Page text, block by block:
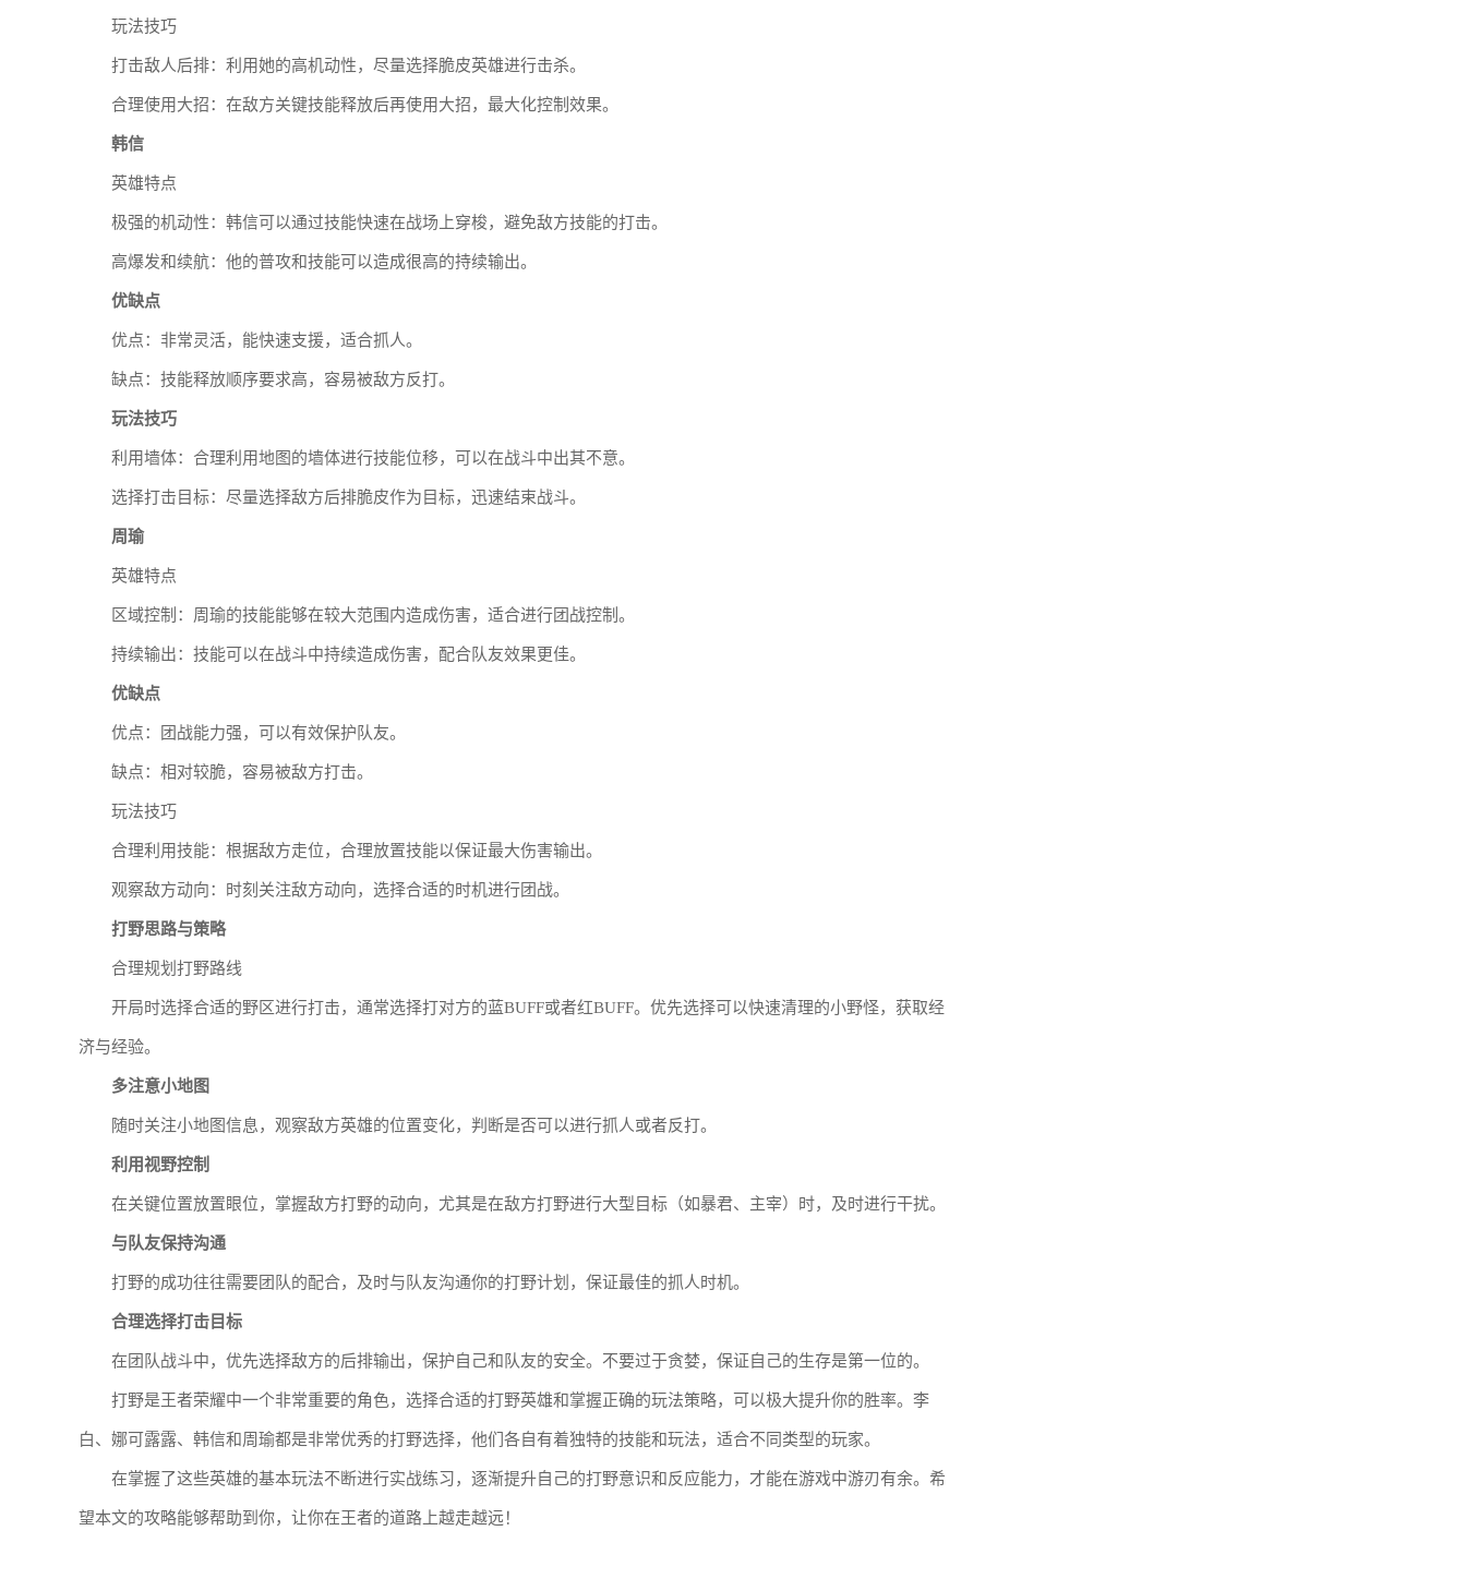
玩法技巧
打击敌人后排：利用她的高机动性，尽量选择脆皮英雄进行击杀。
合理使用大招：在敌方关键技能释放后再使用大招，最大化控制效果。
韩信
英雄特点
极强的机动性：韩信可以通过技能快速在战场上穿梭，避免敌方技能的打击。
高爆发和续航：他的普攻和技能可以造成很高的持续输出。
优缺点
优点：非常灵活，能快速支援，适合抓人。
缺点：技能释放顺序要求高，容易被敌方反打。
玩法技巧
利用墙体：合理利用地图的墙体进行技能位移，可以在战斗中出其不意。
选择打击目标：尽量选择敌方后排脆皮作为目标，迅速结束战斗。
周瑜
英雄特点
区域控制：周瑜的技能能够在较大范围内造成伤害，适合进行团战控制。
持续输出：技能可以在战斗中持续造成伤害，配合队友效果更佳。
优缺点
优点：团战能力强，可以有效保护队友。
缺点：相对较脆，容易被敌方打击。
玩法技巧
合理利用技能：根据敌方走位，合理放置技能以保证最大伤害输出。
观察敌方动向：时刻关注敌方动向，选择合适的时机进行团战。
打野思路与策略
合理规划打野路线
开局时选择合适的野区进行打击，通常选择打对方的蓝BUFF或者红BUFF。优先选择可以快速清理的小野怪，获取经
济与经验。
多注意小地图
随时关注小地图信息，观察敌方英雄的位置变化，判断是否可以进行抓人或者反打。
利用视野控制
在关键位置放置眼位，掌握敌方打野的动向，尤其是在敌方打野进行大型目标（如暴君、主宰）时，及时进行干扰。
与队友保持沟通
打野的成功往往需要团队的配合，及时与队友沟通你的打野计划，保证最佳的抓人时机。
合理选择打击目标
在团队战斗中，优先选择敌方的后排输出，保护自己和队友的安全。不要过于贪婪，保证自己的生存是第一位的。
打野是王者荣耀中一个非常重要的角色，选择合适的打野英雄和掌握正确的玩法策略，可以极大提升你的胜率。李
白、娜可露露、韩信和周瑜都是非常优秀的打野选择，他们各自有着独特的技能和玩法，适合不同类型的玩家。
在掌握了这些英雄的基本玩法不断进行实战练习，逐渐提升自己的打野意识和反应能力，才能在游戏中游刃有余。希
望本文的攻略能够帮助到你，让你在王者的道路上越走越远！